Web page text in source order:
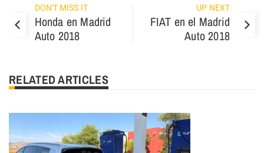
DON'T MISS IT
Honda en Madrid
Auto 2018
UP NEXT
FIAT en el Madrid
Auto 2018
RELATED ARTICLES